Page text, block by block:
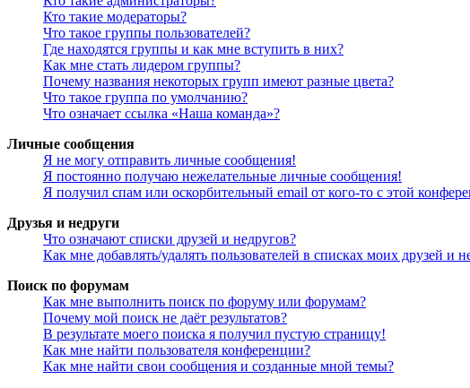
Кто такие модераторы?
Что такое группы пользователей?
Где находятся группы и как мне вступить в них?
Как мне стать лидером группы?
Почему названия некоторых групп имеют разные цвета?
Что такое группа по умолчанию?
Что означает ссылка «Наша команда»?
Личные сообщения
Я не могу отправить личные сообщения!
Я постоянно получаю нежелательные личные сообщения!
Я получил спам или оскорбительный email от кого-то с этой
Друзья и недруги
Что означают списки друзей и недругов?
Как мне добавлять/удалять пользователей в списках моих друзей и
Поиск по форумам
Как мне выполнить поиск по форуму или форумам?
Почему мой поиск не даёт результатов?
В результате моего поиска я получил пустую страницу!
Как мне найти пользователя конференции?
Как мне найти свои сообщения и созданные мной темы?